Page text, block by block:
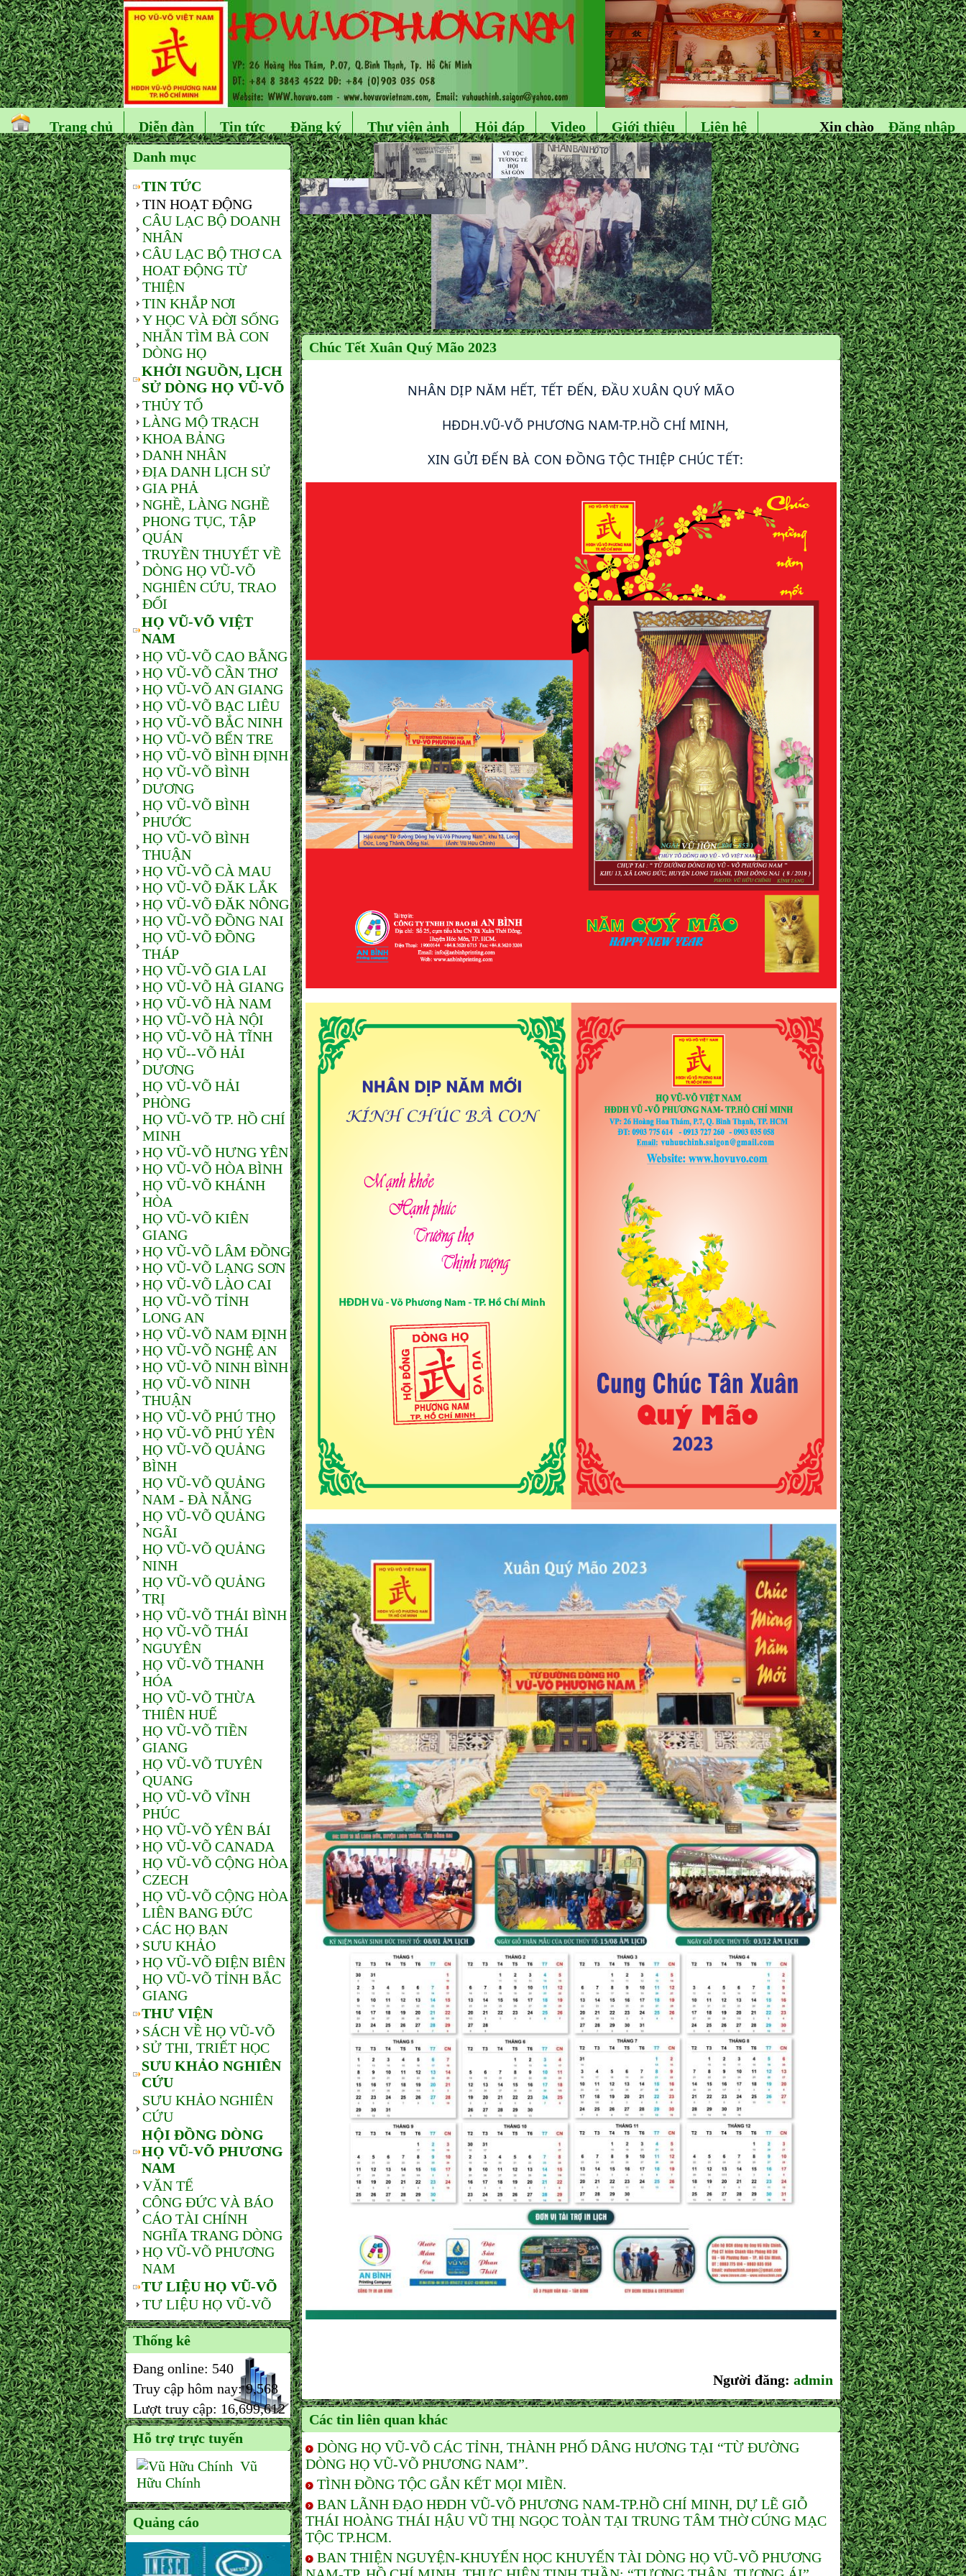
Trang chủ Diễn đàn Tin tức Đăng ký Thư viện ảnh Hỏi đáp Video Giới thiệu Liên hệ Đăng nhập
Xin chào
Danh mục
TIN TỨC
TIN HOẠT ĐỘNG
CÂU LẠC BỘ DOANH
NHÂN
CÂU LẠC BỘ THƠ CA
HOAT ĐỘNG TỪ
THIỆN
TIN KHẮP NƠI
Y HỌC VÀ ĐỜI SỐNG
NHẮN TÌM BÀ CON
DÒNG HỌ
KHỞI NGUỒN, LỊCH
SỬ DÒNG HỌ VŨ-VÕ
THỦY TỔ
LÀNG MỘ TRẠCH
KHOA BẢNG
DANH NHÂN
ĐỊA DANH LỊCH SỬ
GIA PHẢ
NGHỀ, LÀNG NGHỀ
PHONG TỤC, TẬP
QUÁN
TRUYỀN THUYẾT VỀ
DÒNG HỌ VŨ-VÕ
NGHIÊN CỨU, TRAO
ĐỔI
HỌ VŨ-VÕ VIỆT
NAM
HỌ VŨ-VÕ CAO BẰNG
HỌ VŨ-VÕ CẦN THƠ
HỌ VŨ-VÕ AN GIANG
HỌ VŨ-VÕ BẠC LIÊU
HỌ VŨ-VÕ BẮC NINH
HỌ VŨ-VÕ BẾN TRE
HỌ VŨ-VÕ BÌNH ĐỊNH
HỌ VŨ-VÕ BÌNH
DƯƠNG
HỌ VŨ-VÕ BÌNH
PHƯỚC
HỌ VŨ-VÕ BÌNH
THUẬN
HỌ VŨ-VÕ CÀ MAU
HỌ VŨ-VÕ ĐĂK LẮK
HỌ VŨ-VÕ ĐĂK NÔNG
HỌ VŨ-VÕ ĐỒNG NAI
HỌ VŨ-VÕ ĐỒNG
THÁP
HỌ VŨ-VÕ GIA LAI
HỌ VŨ-VÕ HÀ GIANG
HỌ VŨ-VÕ HÀ NAM
HỌ VŨ-VÕ HÀ NỘI
HỌ VŨ-VÕ HÀ TĨNH
HỌ VŨ--VÕ HẢI
DƯƠNG
HỌ VŨ-VÕ HẢI
PHÒNG
HỌ VŨ-VÕ TP. HỒ CHÍ
MINH
HỌ VŨ-VÕ HƯNG YÊN
HỌ VŨ-VÕ HÒA BÌNH
HỌ VŨ-VÕ KHÁNH
HÒA
HỌ VŨ-VÕ KIÊN
GIANG
HỌ VŨ-VÕ LÂM ĐỒNG
HỌ VŨ-VÕ LẠNG SƠN
HỌ VŨ-VÕ LÀO CAI
HỌ VŨ-VÕ TỈNH
LONG AN
HỌ VŨ-VÕ NAM ĐỊNH
HỌ VŨ-VÕ NGHỆ AN
HỌ VŨ-VÕ NINH BÌNH
HỌ VŨ-VÕ NINH
THUẬN
HỌ VŨ-VÕ PHÚ THỌ
HỌ VŨ-VÕ PHÚ YÊN
HỌ VŨ-VÕ QUẢNG
BÌNH
HỌ VŨ-VÕ QUẢNG
NAM - ĐÀ NẴNG
HỌ VŨ-VÕ QUẢNG
NGÃI
HỌ VŨ-VÕ QUẢNG
NINH
HỌ VŨ-VÕ QUẢNG
TRỊ
HỌ VŨ-VÕ THÁI BÌNH
HỌ VŨ-VÕ THÁI
NGUYÊN
HỌ VŨ-VÕ THANH
HÓA
HỌ VŨ-VÕ THỪA
THIÊN HUẾ
HỌ VŨ-VÕ TIỀN
GIANG
HỌ VŨ-VÕ TUYÊN
QUANG
HỌ VŨ-VÕ VĨNH
PHÚC
HỌ VŨ-VÕ YÊN BÁI
HỌ VŨ-VÕ CANADA
HỌ VŨ-VÕ CỘNG HÒA
CZECH
HỌ VŨ-VÕ CỘNG HÒA
LIÊN BANG ĐỨC
CÁC HỌ BẠN
SƯU KHẢO
HỌ VŨ-VÕ ĐIỆN BIÊN
HỌ VŨ-VÕ TỈNH BẮC
GIANG
THƯ VIỆN
SÁCH VỀ HỌ VŨ-VÕ
SỬ THI, TRIẾT HỌC
SƯU KHẢO NGHIÊN
CỨU
SƯU KHẢO NGHIÊN
CỨU
HỘI ĐỒNG DÒNG
HỌ VŨ-VÕ PHƯƠNG
NAM
VĂN TẾ
CÔNG ĐỨC VÀ BÁO
CÁO TÀI CHÍNH
NGHĨA TRANG DÒNG
HỌ VŨ-VÕ PHƯƠNG
NAM
TƯ LIỆU HỌ VŨ-VÕ
TƯ LIỆU HỌ VŨ-VÕ
Thống kê
Đang online: 540
Truy cập hôm nay:9,568
Lượt truy cập: 16,699,612
Hỗ trợ trực tuyến
Vũ
Hữu Chính
Quảng cáo
Chúc Tết Xuân Quý Mão 2023
NHÂN DỊP NĂM HẾT, TẾT ĐẾN, ĐẦU XUÂN QUÝ MÃO
	HĐDH.VŨ-VÕ PHƯƠNG NAM-TP.HỒ CHÍ MINH,
	XIN GỬI ĐẾN BÀ CON ĐỒNG TỘC THIỆP CHÚC TẾT:
Người đăng: admin
Các tin liên quan khác
DÒNG HỌ VŨ-VÕ CÁC TỈNH, THÀNH PHỐ DÂNG HƯƠNG TẠI “TỪ ĐƯỜNG
DÒNG HỌ VŨ-VÕ PHƯƠNG NAM”.
TÌNH ĐỒNG TỘC GẮN KẾT MỌI MIỀN.
BAN LÃNH ĐẠO HĐDH VŨ-VÕ PHƯƠNG NAM-TP.HỒ CHÍ MINH, DỰ LẼ GIỖ
THÁI HOÀNG THÁI HẬU VŨ THỊ NGỌC TOÀN TẠI TRUNG TÂM THỜ CÚNG MẠC
TỘC TP.HCM.
BAN THIỆN NGUYỆN-KHUYẾN HỌC KHUYẾN TÀI DÒNG HỌ VŨ-VÕ PHƯƠNG